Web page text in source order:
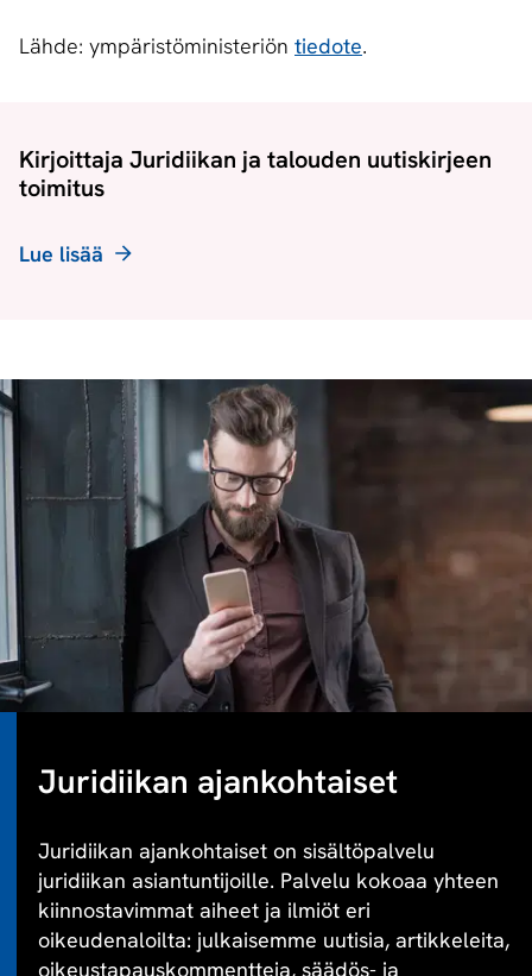
Lähde: ympäristöministeriön tiedote.
Kirjoittaja Juridiikan ja talouden uutiskirjeen
toimitus
Lue lisää
Juridiikan ajankohtaiset
Juridiikan ajankohtaiset on sisältöpalvelu
juridiikan asiantuntijoille. Palvelu kokoaa yhteen
kiinnostavimmat aiheet ja ilmiöt eri
oikeudenaloilta: julkaisemme uutisia, artikkeleita,
oikeustapauskommentteja, säädös- ja